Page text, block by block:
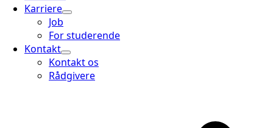
Karriere
Job
For studerende
Kontakt
Kontakt os
Rådgivere